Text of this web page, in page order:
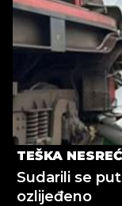
TEŠKA
Sudarili se
ozlijeđeno